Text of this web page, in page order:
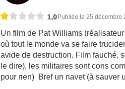
1,0 Publiée le 25 décembre
Un film de Pat Williams
où tout le monde va se faire
avide de destruction. Film fauché,
le dire), les militaires sont cons
pour rien) Bref un navet (à sauver